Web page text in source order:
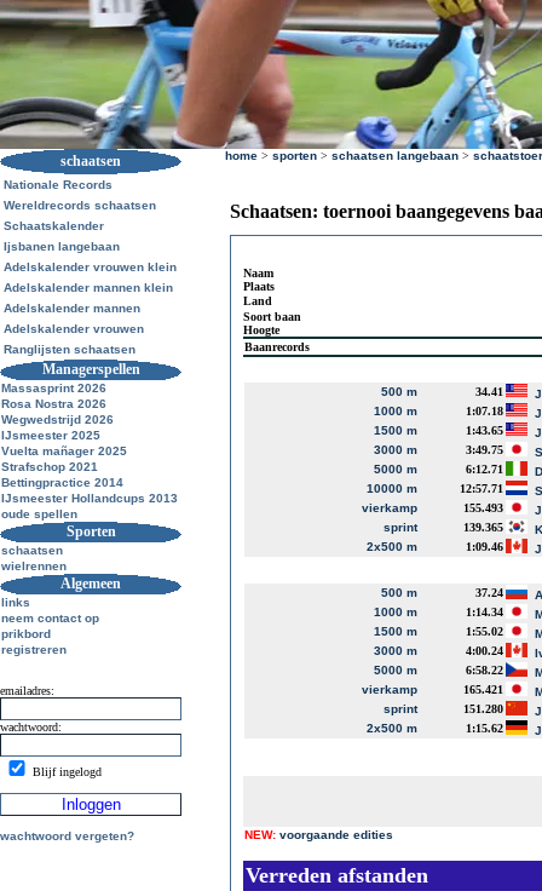
schaatsen
Nationale Records
Wereldrecords schaatsen
Schaatskalender
Ijsbanen langebaan
Adelskalender vrouwen klein
Adelskalender mannen klein
Adelskalender mannen
Adelskalender vrouwen
Ranglijsten schaatsen
Managerspellen
Massasprint 2026
Rosa Nostra 2026
Wegwedstrijd 2026
IJsmeester 2025
Vuelta mañager 2025
Strafschop 2021
Bettingpractice 2014
IJsmeester Hollandcups 2013
oude spellen
Sporten
schaatsen
wielrennen
Algemeen
links
neem contact op
prikbord
registreren
emailadres:
wachtwoord:
Blijf ingelogd
wachtwoord vergeten?
home > sporten > schaatsen langebaan >
Schaatsen: toernooi baangegevens
Naam
Plaats
Land
Soort baan
Hoogte
Baanrecords
500 m 34.41
1000 m
1:07.18
1500 m
1:43.65
3000 m
3:49.75
5000 m
6:12.71
10000 m
12:57.71
vierkamp
155.493
sprint
139.365
2x500 m
1:09.46
500 m 37.24
1000 m
1:14.34
1500 m
1:55.02
3000 m
4:00.24
5000 m
6:58.22
vierkamp
165.421
sprint
151.280
2x500 m
1:15.62
NEW: voorgaande edities
Verreden afstanden